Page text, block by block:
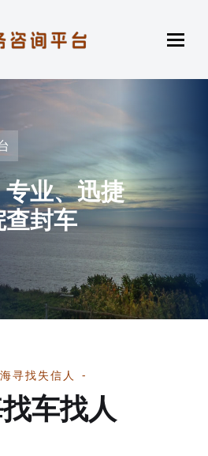
业、迅捷
封车
寻找失信人
车找人